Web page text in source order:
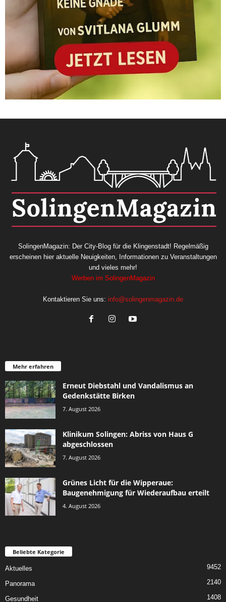
SolingenMagazin: Der City-Blog für die Klingenstadt! Regelmäßig
erscheinen hier aktuelle Neuigkeiten, Informationen zu Veranstaltungen
und vieles mehr!
Werben im SolingenMagazin
Kontaktieren Sie uns: info@solingenmagazin.de
Mehr erfahren
Erneut Diebstahl und Vandalismus an
Gedenkstätte Birken
7. August 2026
Klinikum Solingen: Abriss von Haus G
abgeschlossen
7. August 2026
Grünes Licht für die Wipperaue:
Baugenehmigung für Wiederaufbau erteilt
4. August 2026
Beliebte Kategorie
Aktuelles 9452
Panorama 2140
Gesundheit 1408